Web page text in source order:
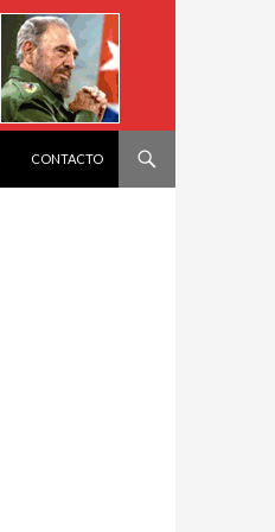
CONTACTO